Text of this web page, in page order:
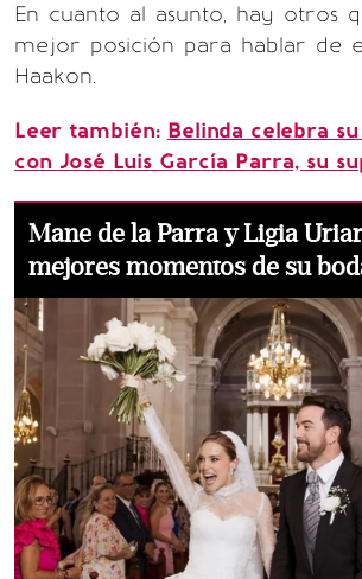
En cuanto al asunto, hay otros
mejor posición para hablar de
Haakon.
Leer también: Belinda celebra
con José Luis García Parra, su
Mane de la Parra y Ligia
mejores momentos de su